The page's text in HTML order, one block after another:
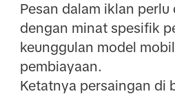
Pesan dalam iklan perlu
dengan minat spesifik
keunggulan model
pembiayaan.
Ketatnya persaingan di